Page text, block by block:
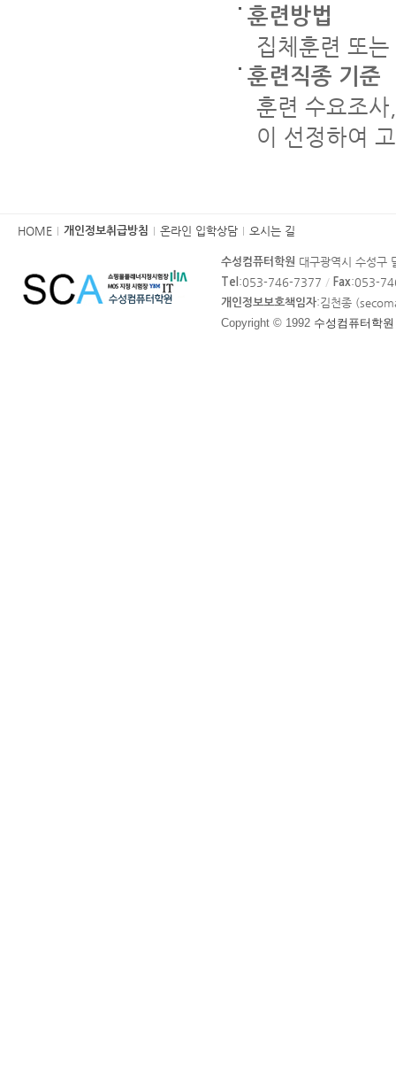
훈련방법
집체훈련 또
훈련직종 기준
훈련 수요조
이 선정하여
HOME 개인정보취급방침 온라인 입학상담 오시는 길
수성컴퓨터학원 대구광역시 수성
Tel :053-746-7377 / Fax:053-
개인정보보호책임자:김천종
Copyright © 1992 수성컴퓨터학원